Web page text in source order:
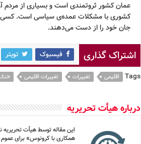
عمان کشور ثروتمندی است و بسیاری از مردم
کشوری با مشکلات عمده‌ی سیاسی است. کسی
جان خود را از دست می‌دهند.
اشتراک گذاری فیسبوک تویتر
Tags اقلیمی تغییرات تغییرات اقلیمی
درباره هیأت تحریریه
این مقاله توسط هیأت
همکاری با کرونوس» برای